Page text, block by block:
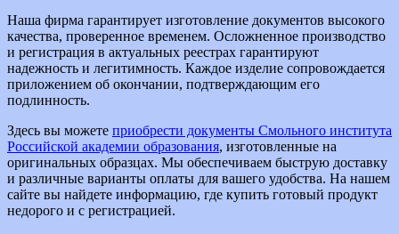
Наша фирма гарантирует изготовление документов высокого
качества, проверенное временем. Осложненное производство
и регистрация в актуальных реестрах гарантируют
надежность и легитимность. Каждое изделие сопровождается
приложением об окончании, подтверждающим его
подлинность.
Здесь вы можете приобрести документы Смольного института
Российской академии образования, изготовленные на
оригинальных образцах. Мы обеспечиваем быструю доставку
и различные варианты оплаты для вашего удобства. На нашем
сайте вы найдете информацию, где купить готовый продукт
недорого и с регистрацией.